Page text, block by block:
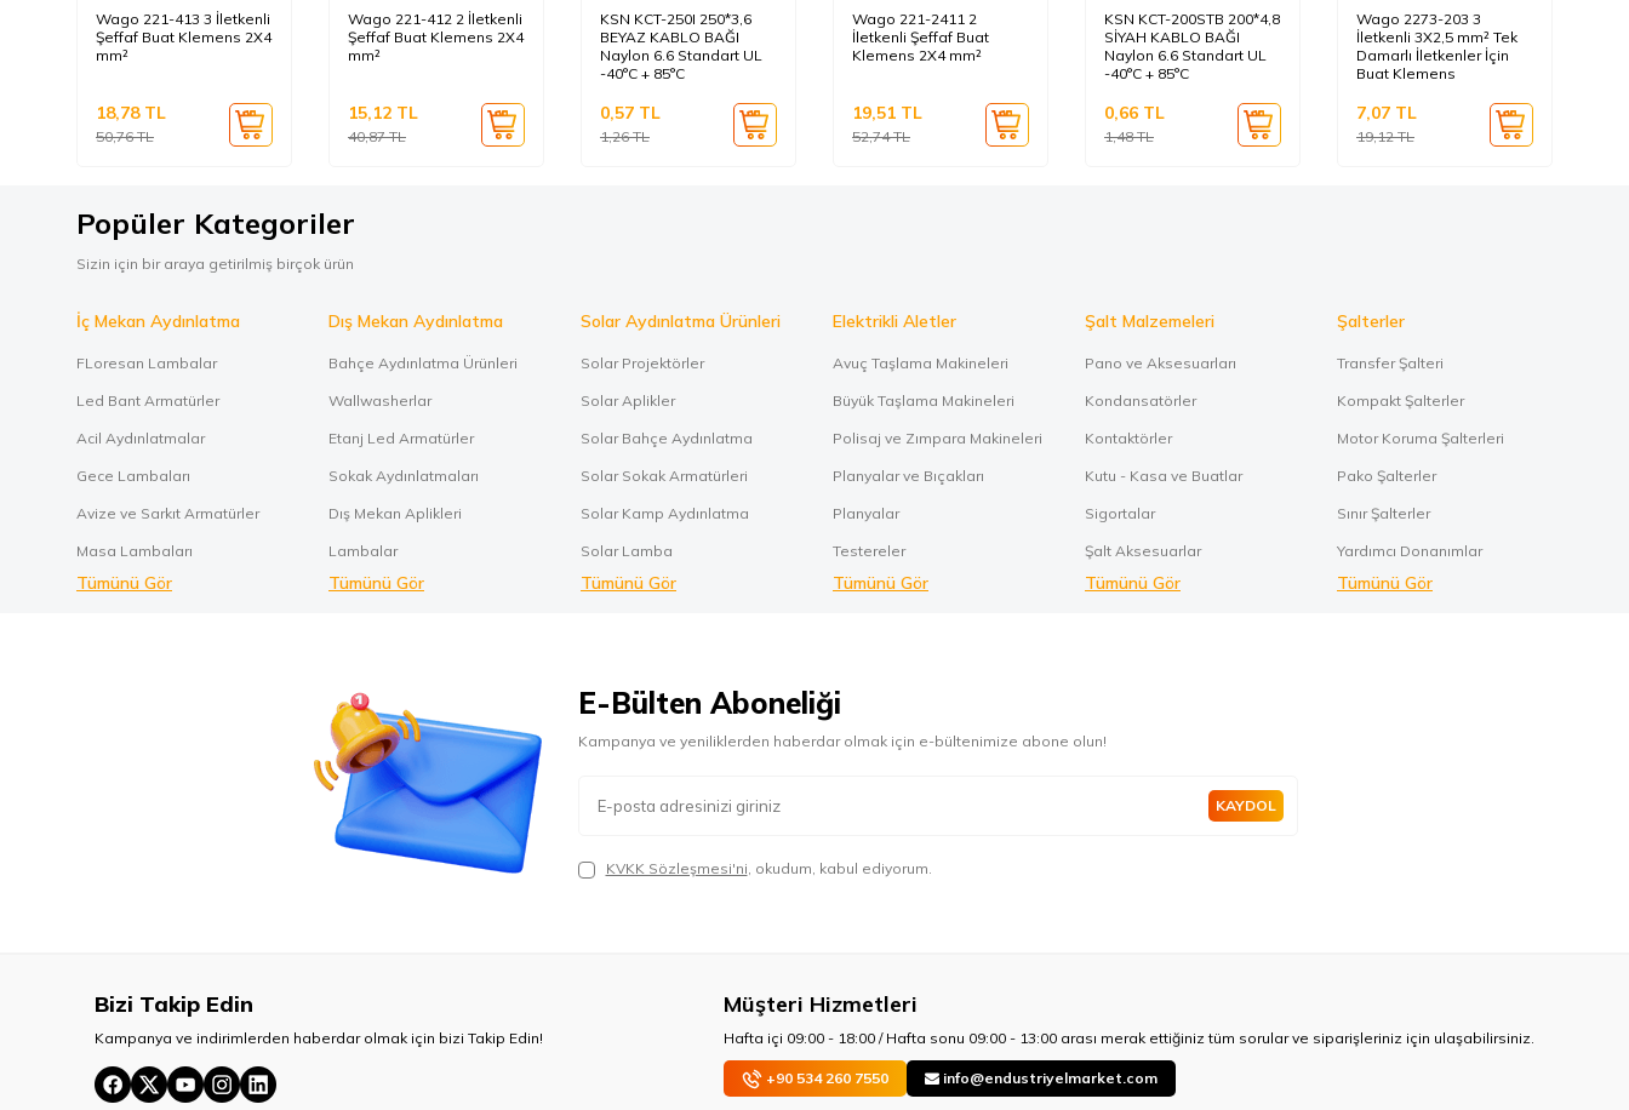
Wago 221-413 3 İletkenli
Şeffaf Buat Klemens 2X4
mm²
50,76TL
18,78TL
Wago 221-412 2 İletkenli
Şeffaf Buat Klemens 2X4
mm²
40,87TL
15,12 TL
KSN KCT-250I 250*3,6
BEYAZ KABLO BAĞI
Naylon 6.6 Standart UL
-40°C + 85°C
1,26TL
0,57 TL
Wago 221-2411 2
İletkenli Şeffaf Buat
Klemens 2X4 mm²
52,74TL
19,51 TL
KSN KCT-200STB 200*4,8
SİYAH KABLO BAĞI
Naylon 6.6 Standart UL
-40°C + 85°C
1,48TL
0,66 TL
Wago 2273-203 3
İletkenli 3X2,5 mm² Tek
Damarlı İletkenler İçin
Buat Klemens
19,12TL
7,07 TL
Popüler Kategoriler
Sizin için bir araya getirilmiş birçok ürün
İç Mekan Aydınlatma
FLoresan Lambalar
Led Bant Armatürler
Acil Aydınlatmalar
Gece Lambaları
Avize ve Sarkıt Armatürler
Masa Lambaları
Tümünü Gör
Dış Mekan Aydınlatma
Bahçe Aydınlatma Ürünleri
Wallwasherlar
Etanj Led Armatürler
Sokak Aydınlatmaları
Dış Mekan Aplikleri
Lambalar
Tümünü Gör
Solar Aydınlatma Ürünleri
Solar Projektörler
Solar Aplikler
Solar Bahçe Aydınlatma
Solar Sokak Armatürleri
Solar Kamp Aydınlatma
Solar Lamba
Tümünü Gör
Elektrikli Aletler
Avuç Taşlama Makineleri
Büyük Taşlama Makineleri
Polisaj ve Zımpara Makineleri
Planyalar ve Bıçakları
Planyalar
Testereler
Tümünü Gör
Şalt Malzemeleri
Pano ve Aksesuarları
Kondansatörler
Kontaktörler
Kutu - Kasa ve Buatlar
Sigortalar
Şalt Aksesuarlar
Tümünü Gör
Şalterler
Transfer Şalteri
Kompakt Şalterler
Motor Koruma Şalterleri
Pako Şalterler
Sınır Şalterler
Yardımcı Donanımlar
Tümünü Gör
E-Bülten Aboneliği
Kampanya ve yeniliklerden haberdar olmak için e-bültenimize abone olun!
KAYDOL
KVKK Sözleşmesi'ni, okudum, kabul ediyorum.
Bizi Takip Edin
Kampanya ve indirimlerden haberdar olmak için bizi Takip Edin!
Müşteri Hizmetleri
Hafta içi 09:00 - 18:00 / Hafta sonu 09:00 - 13:00 arası merak ettiğiniz tüm sorular ve siparişleriniz için ulaşabilirsiniz.
+90 534 260 7550 info@endustriyelmarket.com